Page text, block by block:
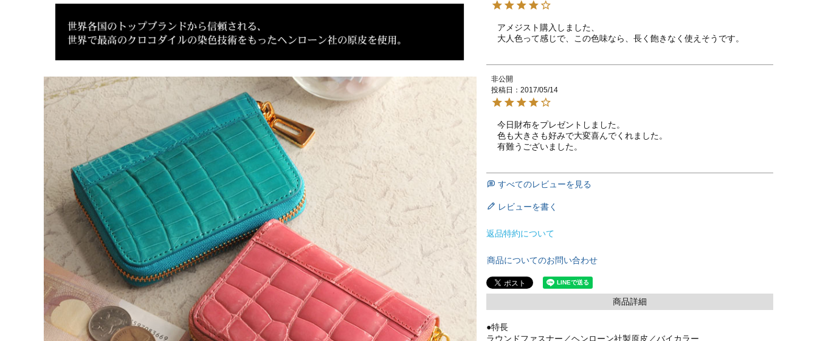
アメジスト購入しました、
大人色って感じで、この色味なら、長く飽きなく使えそうです。
非公開
投稿日
2017/05/14
今日財布をプレゼントしました。
色も大きさも好みで大変喜んでくれました。
有難うございました。
すべてのレビューを見る
レビューを書く
返品特約について
商品についてのお問い合わせ
商品詳細
●特長
ラウンドファスナー／ヘンローン社製原皮／バイカラー